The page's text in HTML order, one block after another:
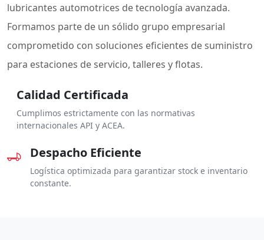
lubricantes automotrices de tecnología avanzada.
Formamos parte de un sólido grupo empresarial
comprometido con soluciones eficientes de suministro
para estaciones de servicio, talleres y flotas.
Calidad Certificada
Cumplimos estrictamente con las normativas
internacionales API y ACEA.
Despacho Eficiente
Logística optimizada para garantizar stock e inventario
constante.